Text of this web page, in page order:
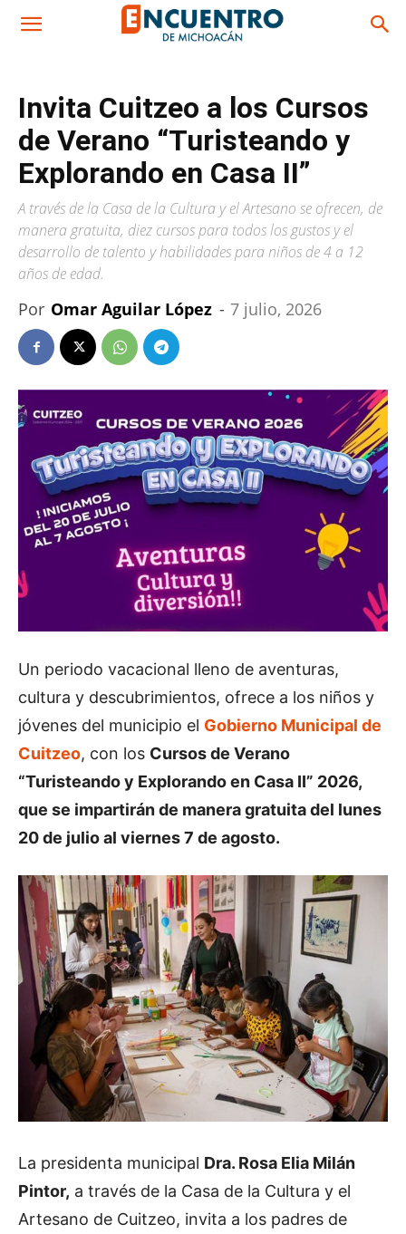
Invita Cuitzeo a los Cursos
de Verano “Turisteando y
Explorando en Casa II”
A través de la Casa de la Cultura y el Artesano se ofrecen, de
manera gratuita, diez cursos para todos los gustos y el
desarrollo de talento y habilidades para niños de 4 a 12
años de edad.
Por Omar Aguilar López - 7 julio, 2026
Un periodo vacacional lleno de aventuras,
cultura y descubrimientos, ofrece a los niños y
jóvenes del municipio el Gobierno Municipal de
Cuitzeo, con los Cursos de Verano
“Turisteando y Explorando en Casa II” 2026,
que se impartirán de manera gratuita del lunes
20 de julio al viernes 7 de agosto.
La presidenta municipal Dra. Rosa Elia Milán
Pintor, a través de la Casa de la Cultura y el
Artesano de Cuitzeo, invita a los padres de